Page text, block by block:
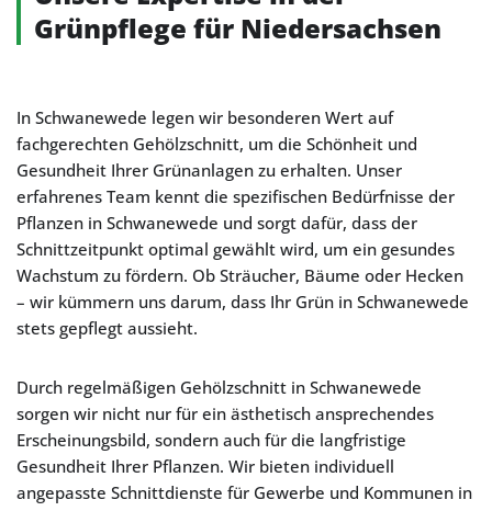
Grünpflege für Niedersachsen
In Schwanewede legen wir besonderen Wert auf
fachgerechten Gehölzschnitt, um die Schönheit und
Gesundheit Ihrer Grünanlagen zu erhalten. Unser
erfahrenes Team kennt die spezifischen Bedürfnisse der
Pflanzen in Schwanewede und sorgt dafür, dass der
Schnittzeitpunkt optimal gewählt wird, um ein gesundes
Wachstum zu fördern. Ob Sträucher, Bäume oder Hecken
– wir kümmern uns darum, dass Ihr Grün in Schwanewede
stets gepflegt aussieht.
Durch regelmäßigen Gehölzschnitt in Schwanewede
sorgen wir nicht nur für ein ästhetisch ansprechendes
Erscheinungsbild, sondern auch für die langfristige
Gesundheit Ihrer Pflanzen. Wir bieten individuell
angepasste Schnittdienste für Gewerbe und Kommunen in